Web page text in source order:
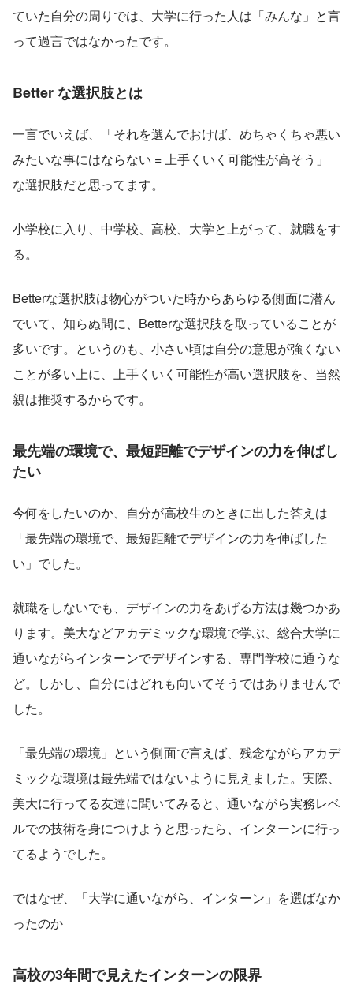
ていた自分の周りでは、大学に行った人は「みんな」と言
って過言ではなかったです。
Better な選択肢とは
一言でいえば、「それを選んでおけば、めちゃくちゃ悪い
みたいな事にはならない = 上手くいく可能性が高そう」
な選択肢だと思ってます。
小学校に入り、中学校、高校、大学と上がって、就職をす
る。
Betterな選択肢は物心がついた時からあらゆる側面に潜ん
でいて、知らぬ間に、Betterな選択肢を取っていることが
多いです。というのも、小さい頃は自分の意思が強くない
ことが多い上に、上手くいく可能性が高い選択肢を、当然
親は推奨するからです。
最先端の環境で、最短距離でデザインの力を伸ばし
たい
今何をしたいのか、自分が高校生のときに出した答えは
「最先端の環境で、最短距離でデザインの力を伸ばした
い」でした。
就職をしないでも、デザインの力をあげる方法は幾つかあ
ります。美大などアカデミックな環境で学ぶ、総合大学に
通いながらインターンでデザインする、専門学校に通うな
ど。しかし、自分にはどれも向いてそうではありませんで
した。
「最先端の環境」という側面で言えば、残念ながらアカデ
ミックな環境は最先端ではないように見えました。実際、
美大に行ってる友達に聞いてみると、通いながら実務レベ
ルでの技術を身につけようと思ったら、インターンに行っ
てるようでした。
ではなぜ、「大学に通いながら、インターン」を選ばなか
ったのか
高校の3年間で見えたインターンの限界